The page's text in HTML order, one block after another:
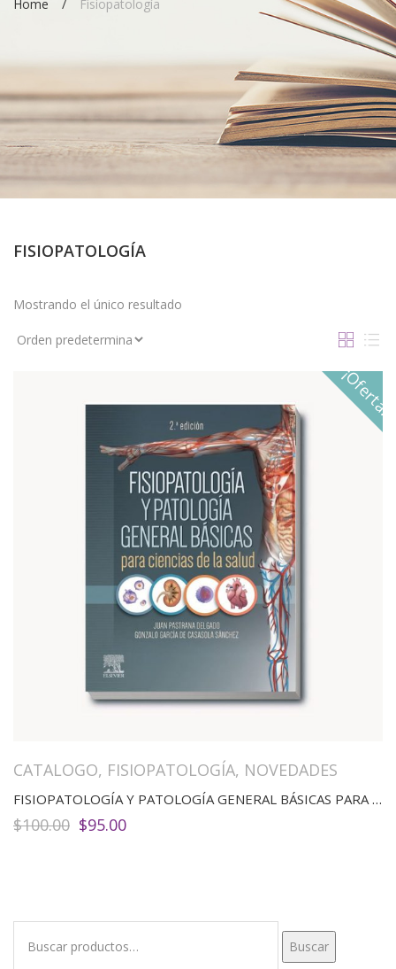
Home Fisiopatología
FISIOPATOLOGÍA
Mostrando el único resultado
¡Oferta!
CATALOGO, FISIOPATOLOGÍA, NOVEDADES
FISIOPATOLOGÍA Y PATOLOGÍA GENERAL BÁSICAS PARA CIENCIAS DE LA SALUD (2ED)
$100.00 El
$95.00El
Buscar